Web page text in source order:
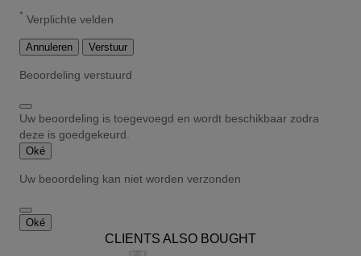
* Verplichte velden
Annuleren Verstuur
Beoordeling verstuurd
Uw beoordeling is toegevoegd en wordt beschikbaar zodra
deze is goedgekeurd.
Oké
Uw beoordeling kan niet worden verzonden
Oké
CLIENTS ALSO BOUGHT